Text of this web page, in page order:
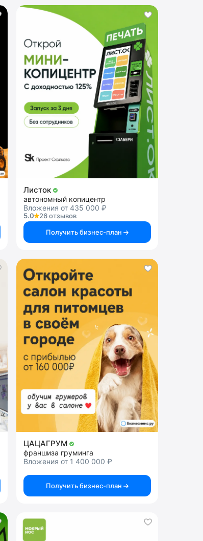
Листок
автономный копицентр
Вложения от 435 000 ₽
5.0
26 отзывов
Получить бизнес-план
ЦАЦАГРУМ
франшиза груминга
Вложения от 1 400 000 ₽
Получить бизнес-план